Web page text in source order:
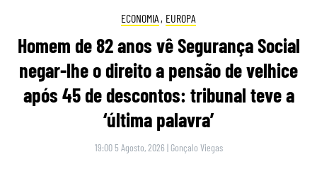
ECONOMIA , EUROPA
Homem de 82 anos vê Segurança Social
negar-lhe o direito a pensão de velhice
após 45 de descontos: tribunal teve a
‘última palavra’
19:00 5 Agosto, 2026 | Gonçalo Viegas